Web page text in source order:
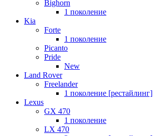
Bighorn
1 поколение
Kia
Forte
1 поколение
Picanto
Pride
New
Land Rover
Freelander
1 поколение [рестайлинг]
Lexus
GX 470
1 поколение
LX 470